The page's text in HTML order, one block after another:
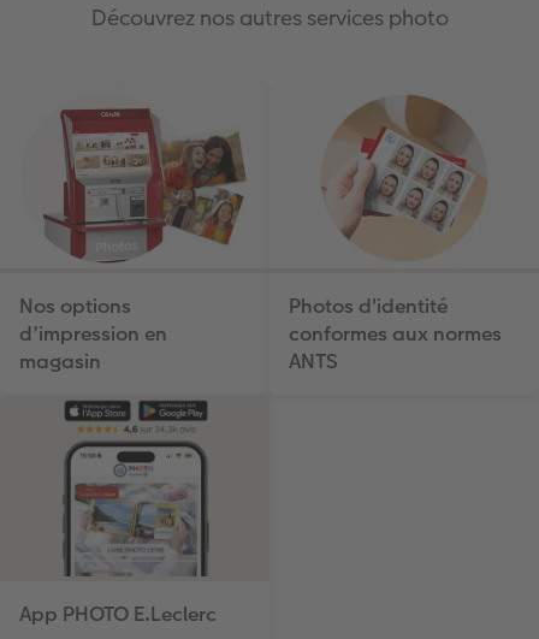
Découvrez nos autres services photo
Nos options
d’impression en
magasin
Photos d'identité
conformes aux normes
ANTS
App PHOTO E.Leclerc